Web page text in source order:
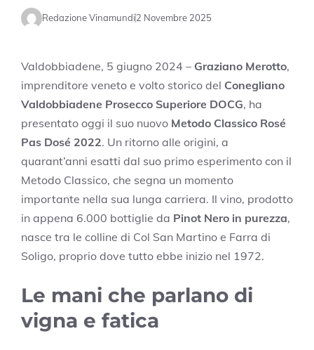
Redazione Vinamundi2 Novembre 2025
Valdobbiadene, 5 giugno 2024 – Graziano Merotto,
imprenditore veneto e volto storico del Conegliano
Valdobbiadene Prosecco Superiore DOCG, ha
presentato oggi il suo nuovo Metodo Classico Rosé
Pas Dosé 2022. Un ritorno alle origini, a
quarant’anni esatti dal suo primo esperimento con il
Metodo Classico, che segna un momento
importante nella sua lunga carriera. Il vino, prodotto
in appena 6.000 bottiglie da Pinot Nero in purezza,
nasce tra le colline di Col San Martino e Farra di
Soligo, proprio dove tutto ebbe inizio nel 1972.
Le mani che parlano di
vigna e fatica